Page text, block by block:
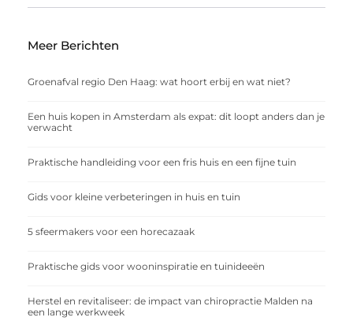
Meer Berichten
Groenafval regio Den Haag: wat hoort erbij en wat niet?
Een huis kopen in Amsterdam als expat: dit loopt anders dan je
verwacht
Praktische handleiding voor een fris huis en een fijne tuin
Gids voor kleine verbeteringen in huis en tuin
5 sfeermakers voor een horecazaak
Praktische gids voor wooninspiratie en tuinideeën
Herstel en revitaliseer: de impact van chiropractie Malden na
een lange werkweek